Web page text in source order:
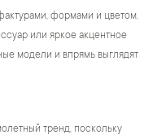
формами и цветом,
или яркое акцентное
модели и впрямь выглядят
тренд, поскольку